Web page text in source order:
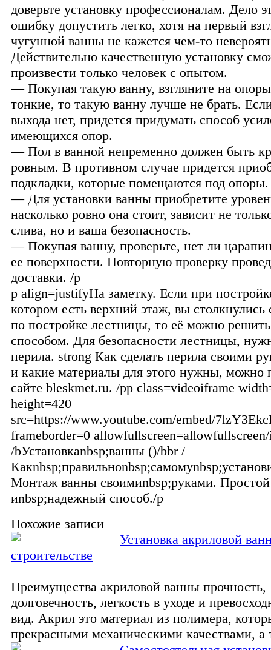
доверьте установку профессионалам. Дело
ошибку допустить легко, хотя на первый
чугунной ванны не кажется чем-то
Действительно качественную установку
произвести только человек с опытом.
— Покупая такую ванну, взгляните на
тонкие, то такую ванну лучше не брать.
выхода нет, придется придумать способ
имеющихся опор.
— Пол в ванной непременно должен быть
ровным. В противном случае придется
подкладки, которые помещаются под опоры.
— Для установки ванны приобретите
насколько ровно она стоит, зависит не
слива, но и ваша безопасность.
— Покупая ванну, проверьте, нет ли
ее поверхности. Повторную проверку
доставки. /p
p align=justifyНа заметку. Если при
котором есть верхний этаж, вы столкнулись
по постройке лестницы, то её можно
способом. Для безопасности лестницы,
перила. strong Как сделать перила своими
и какие материалы для этого нужны, можно
сайте bleskmet.ru. /pp class=videoiframe
height=420
src=https://www.youtube.com/embed/
frameborder=0
/bУстановкаnbsp;ванны ()/bbr /
Монтаж ванны своимиnbsp;руками. Простой
иnbsp;надежный способ./p
Похожие записи
Установка акриловой
строительстве
Преимущества акриловой ванны прочность,
долговечность, легкость в уходе и
вид. Акрил это материал из полимера,
прекрасными механическими качествами, а